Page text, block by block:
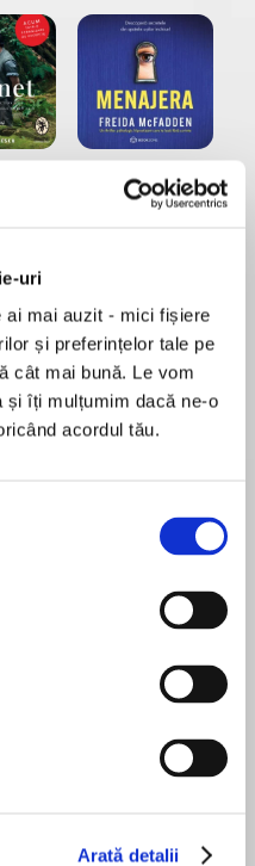
uri
ai mai auzit - mici fișiere
și preferințelor tale pe
cât mai bună. Le vom
și îți mulțumim dacă ne-o
acordul tău.
Arată detalii
de
Freida McFadden
Sohn Won-pyung
mamei.“ –
recenzii